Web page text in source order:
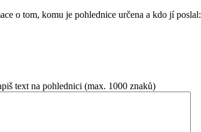
o tom, komu je pohlednice určena a kdo jí poslal:
text na pohlednici (max. 1000 znaků)